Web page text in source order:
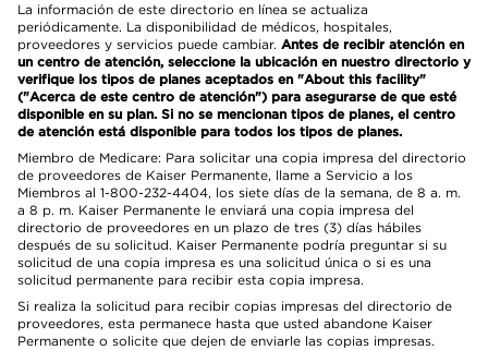
La información de este directorio en línea se actualiza
periódicamente. La disponibilidad de médicos, hospitales,
proveedores y servicios puede cambiar. Antes de recibir atención en
un centro de atención, seleccione la ubicación en nuestro directorio y
verifique los tipos de planes aceptados en "About this facility"
("Acerca de este centro de atención") para asegurarse de que esté
disponible en su plan. Si no se mencionan tipos de planes, el centro
de atención está disponible para todos los tipos de planes.
Miembro de Medicare: Para solicitar una copia impresa del directorio
de proveedores de Kaiser Permanente, llame a Servicio a los
Miembros al 1-800-232-4404, los siete días de la semana, de 8 a. m.
a 8 p. m. Kaiser Permanente le enviará una copia impresa del
directorio de proveedores en un plazo de tres (3) días hábiles
después de su solicitud. Kaiser Permanente podría preguntar si su
solicitud de una copia impresa es una solicitud única o si es una
solicitud permanente para recibir esta copia impresa.
Si realiza la solicitud para recibir copias impresas del directorio de
proveedores, esta permanece hasta que usted abandone Kaiser
Permanente o solicite que dejen de enviarle las copias impresas.